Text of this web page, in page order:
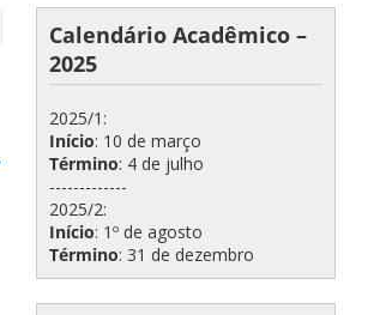
Calendário Acadêmico –
2025
2025/1:
Início: 10 de março
Término: 4 de julho
-------------
2025/2:
Início: 1º de agosto
Término: 31 de dezembro